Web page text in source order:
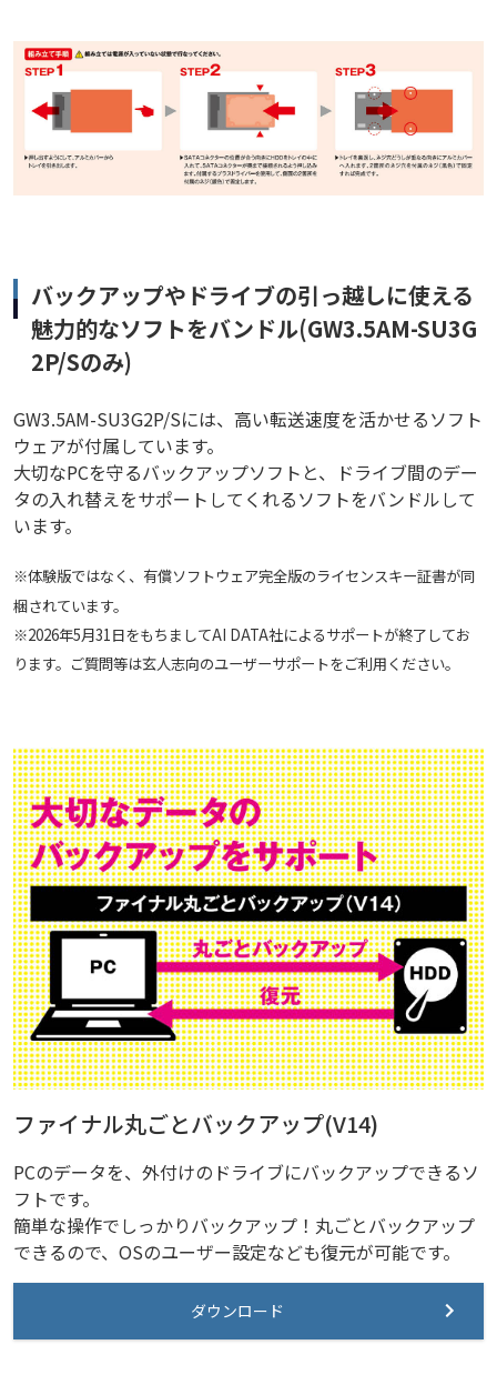
バックアップやドライブの引っ越しに使える
魅力的なソフトをバンドル(GW3.5AM-SU3G
2P/Sのみ)
GW3.5AM-SU3G2P/Sには、高い転送速度を活かせるソフト
ウェアが付属しています。
大切なPCを守るバックアップソフトと、ドライブ間のデー
タの入れ替えをサポートしてくれるソフトをバンドルして
います。
※体験版ではなく、有償ソフトウェア完全版のライセンスキー証書が同
梱されています。
※2026年5月31日をもちましてAI DATA社によるサポートが終了してお
ります。ご質問等は玄人志向のユーザーサポートをご利用ください。
ファイナル丸ごとバックアップ(V14)
PCのデータを、外付けのドライブにバックアップできるソ
フトです。
簡単な操作でしっかりバックアップ！丸ごとバックアップ
できるので、OSのユーザー設定なども復元が可能です。
ダウンロード